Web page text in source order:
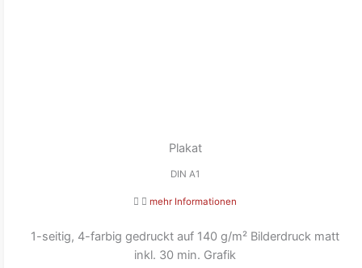
Plakat
DIN A1
mehr Informationen
1-seitig, 4-farbig gedruckt auf 140 g/m² Bilderdruck matt
inkl. 30 min. Grafik